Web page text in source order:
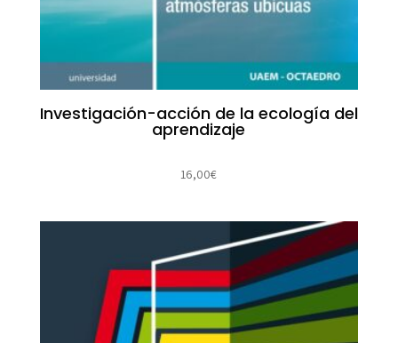
Investigación-acción de la ecología del
aprendizaje
16,00€